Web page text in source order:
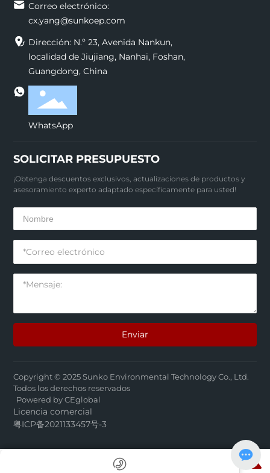
Correo electrónico:
cx.yang@sunkoep.com
Dirección: N.º 23, Avenida Nankun,
localidad de Jiujiang, Nanhai, Foshan,
Guangdong, China
WhatsApp
SOLICITAR PRESUPUESTO
¡Obtenga descuentos exclusivos, actualizaciones de productos y
asesoramiento experto adaptado específicamente para usted!
Enviar
Copyright © 2025 Sunko Environmental Technology Co., Ltd.
Todos los derechos reservados
Powered by CEglobal
Licencia comercial
粤ICP备2021133457号-3